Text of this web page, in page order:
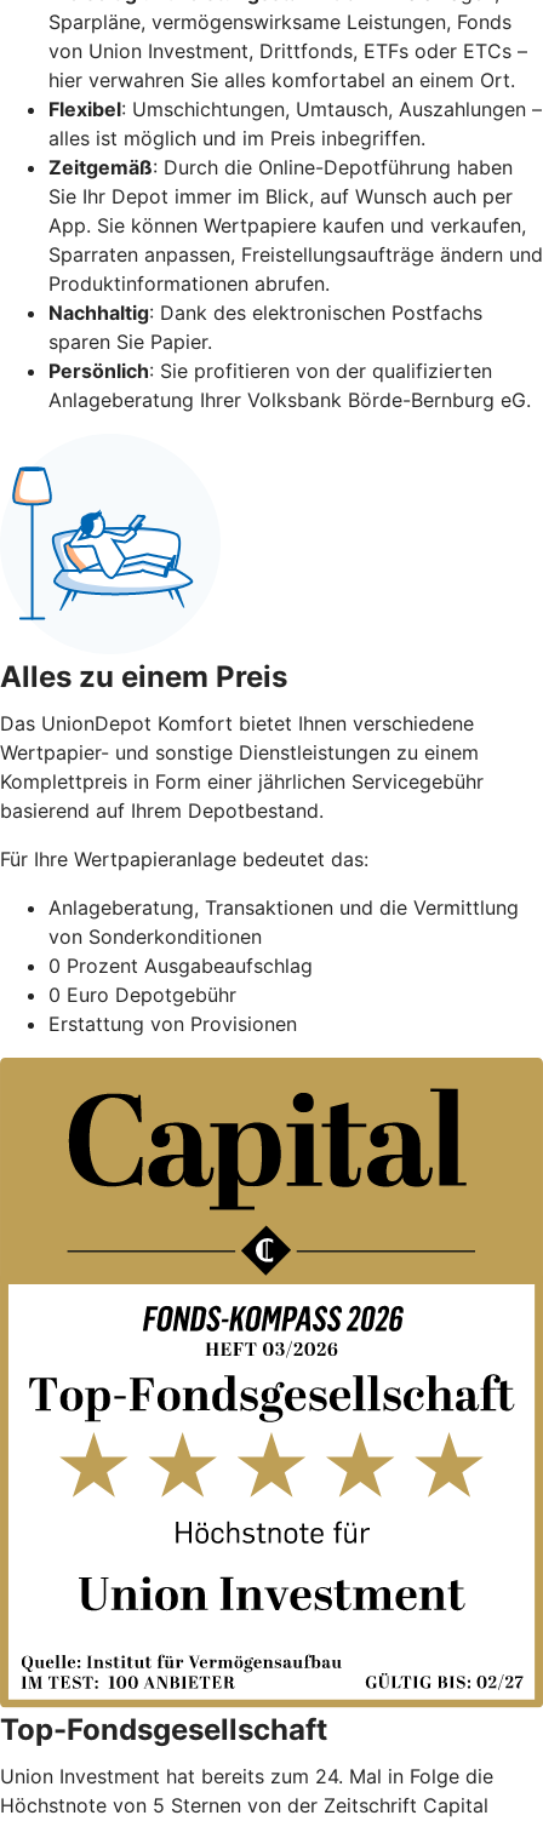
Sparpläne, vermögenswirksame Leistungen, Fonds
von Union Investment, Drittfonds, ETFs oder ETCs –
hier verwahren Sie alles komfortabel an einem Ort.
Flexibel: Umschichtungen, Umtausch, Auszahlungen –
alles ist möglich und im Preis inbegriffen.
Zeitgemäß: Durch die Online-Depotführung haben
Sie Ihr Depot immer im Blick, auf Wunsch auch per
App. Sie können Wertpapiere kaufen und verkaufen,
Sparraten anpassen, Freistellungsaufträge ändern und
Produktinformationen abrufen.
Nachhaltig: Dank des elektronischen Postfachs
sparen Sie Papier.
Persönlich: Sie profitieren von der qualifizierten
Anlageberatung Ihrer Volksbank Börde-Bernburg eG.
Alles zu einem Preis
Das UnionDepot Komfort bietet Ihnen verschiedene
Wertpapier- und sonstige Dienstleistungen zu einem
Komplettpreis in Form einer jährlichen Servicegebühr
basierend auf Ihrem Depotbestand.
Für Ihre Wertpapieranlage bedeutet das:
Anlageberatung, Transaktionen und die Vermittlung
von Sonderkonditionen
0 Prozent Ausgabeaufschlag
0 Euro Depotgebühr
Erstattung von Provisionen
Top-Fondsgesellschaft
Union Investment hat bereits zum 24. Mal in Folge die
Höchstnote von 5 Sternen von der Zeitschrift Capital